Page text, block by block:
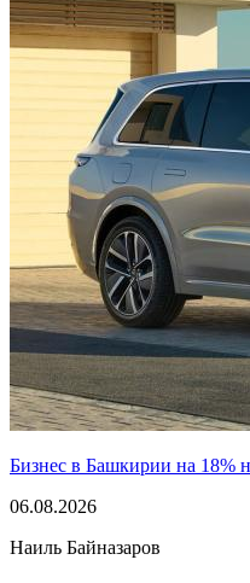
Бизнес в Башкирии на 18%
06.08.2026
Наиль Байназаров